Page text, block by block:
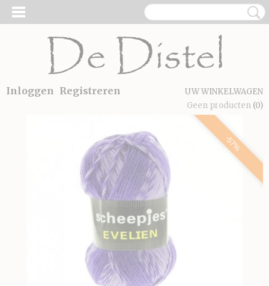
Inloggen Registreren
UW WINKELWAGEN
Geen producten (0)
-57%